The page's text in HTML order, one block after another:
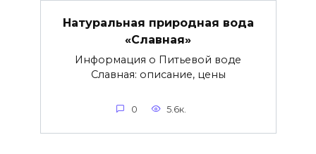
Натуральная природная вода
«Славная»
Информация о Питьевой воде
Славная: описание, цены
0 5.6к.